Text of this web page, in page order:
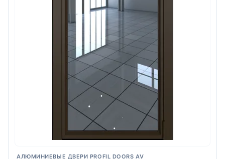
АЛЮМИНИЕВЫЕ ДВЕРИ PROFIL DOORS AV